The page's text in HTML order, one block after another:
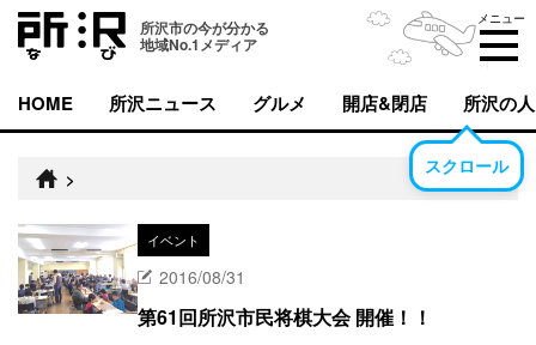
所沢市の今が分かる
地域No.1メディア
メニュー
HOME 所沢ニュース グルメ 開店&閉店 所沢の人
スクロール
>
イベント
2016/08/31
第61回所沢市民将棋大会 開催！！